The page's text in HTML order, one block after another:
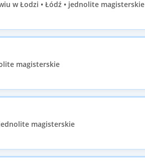
w Łodzi • Łódź • jednolite magisterskie
magisterskie
magisterskie